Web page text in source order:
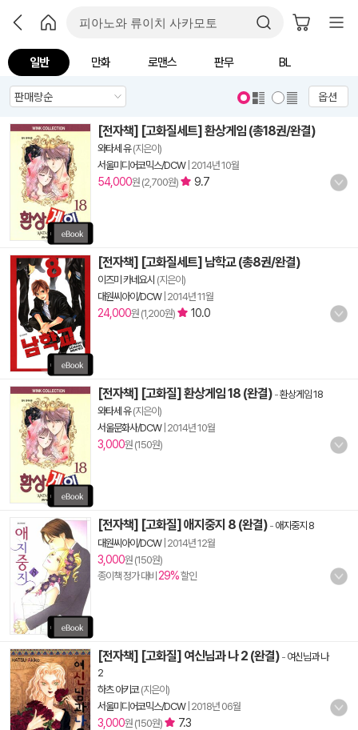
일반 만화 로맨스 판무 BL
옵션
[전자책] [고화질세트] 환상게임 (총18권/완결)
와타세 유(지은이)
서울미디어코믹스/DCW| 2014년 10월
54,000원 (2,700원) 9.7
[전자책] [고화질세트] 남학교 (총8권/완결)
이즈미 카네요시 (지은이)
대원씨아이/DCW| 2014년 11월
24,000원 (1,200원) 10.0
[전자책] [고화질] 환상게임 18 (완결) -환상게임 18
와타세 유(지은이)
서울문화사/DCW| 2014년 10월
3,000원 (150원)
[전자책] [고화질] 애지중지 8 (완결) - 애지중지 8
대원씨아이/DCW| 2014년 12월
3,000원 (150원)
종이책 정가 대비 29%할인
[전자책] [고화질] 여신님과 나 2 (완결) - 여신님과 나
2
하츠 아키코(지은이)
서울미디어코믹스/DCW| 2018년 06월
3,000원 (150원) 7.3